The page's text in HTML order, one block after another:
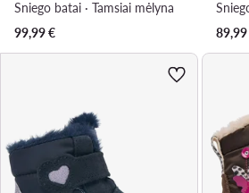
Sniego batai · Tamsiai mėlyna
99,99€
89,99